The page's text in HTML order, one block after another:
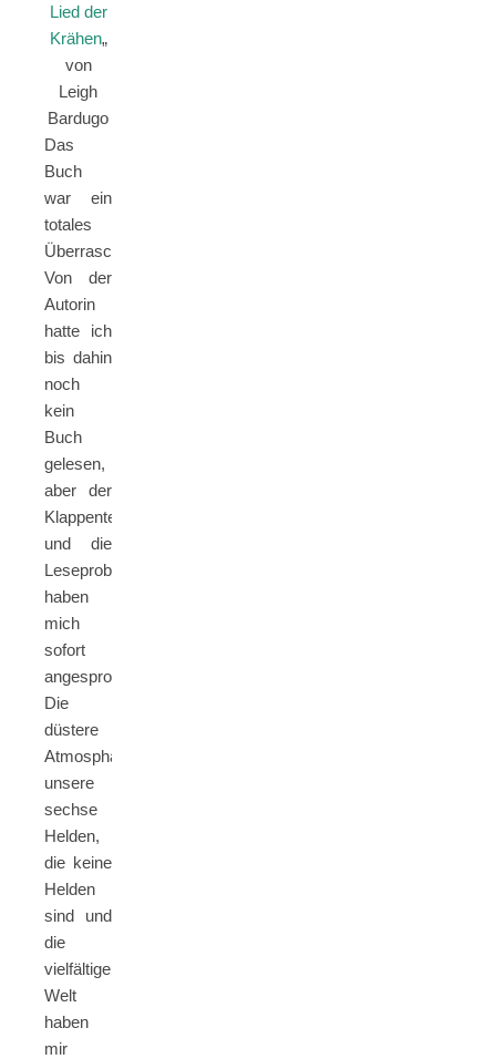
Lied der
Krähen„
von
Leigh
Bardugo
Das
Buch
war ein
totales
Überraschungsbuch.
Von der
Autorin
hatte ich
bis dahin
noch
kein
Buch
gelesen,
aber der
Klappentext
und die
Leseprobe
haben
mich
sofort
angesprochen.
Die
düstere
Atmosphähre,
unsere
sechse
Helden,
die keine
Helden
sind und
die
vielfältige
Welt
haben
mir